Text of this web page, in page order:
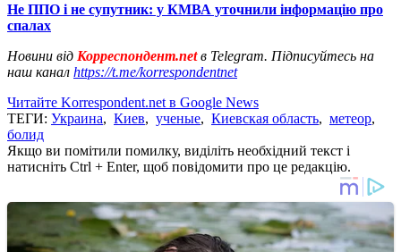
Не ППО і не супутник: у КМВА уточнили інформацію про
спалах
Новини від Корреспондент.netв Telegram. Підписуйтесь на
наш канал https://t.me/korrespondentnet
Читайте Korrespondent.net в Google News
ТЕГИ: Украина, Киев, ученые, Киевская область, метеор,
болид
Якщо ви помітили помилку, виділіть необхідний текст і
натисніть Ctrl + Enter, щоб повідомити про це редакцію.